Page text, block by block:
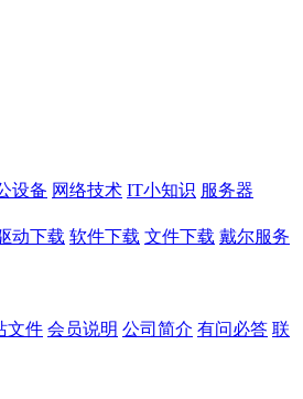
设备 网络技术 IT小知识 服务器
动下载 软件下载 文件下载 戴尔服务
文件 会员说明 公司简介 有问必答 联